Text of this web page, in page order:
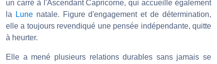
un carré à l'Ascendant Capricorne, qui accueille également
la Lunenatale. Figure d'engagement et de détermination,
elle a toujours revendiqué une pensée indépendante, quitte
à heurter.
Elle a mené plusieurs relations durables sans jamais se